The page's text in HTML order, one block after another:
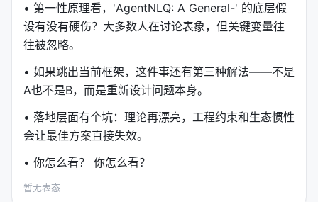
• 第一性原理看，'AgentNLQ: A General-' 的底层假
设有没有硬伤？大多数人在讨论表象，但关键变量往
往被忽略。
• 如果跳出当前框架，这件事还有第三种解法——不是
A也不是B，而是重新设计问题本身。
• 落地层面有个坑：理论再漂亮，工程约束和生态惯性
会让最佳方案直接失效。
• 你怎么看？ 你怎么看？
暂无表态